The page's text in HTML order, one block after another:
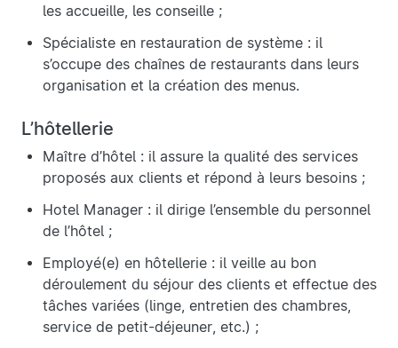
les accueille, les conseille ;
Spécialiste en restauration de système : il
s’occupe des chaînes de restaurants dans leurs
organisation et la création des menus.
L’hôtellerie
Maître d’hôtel : il assure la qualité des services
proposés aux clients et répond à leurs besoins ;
Hotel Manager : il dirige l’ensemble du personnel
de l’hôtel ;
Employé(e) en hôtellerie : il veille au bon
déroulement du séjour des clients et effectue des
tâches variées (linge, entretien des chambres,
service de petit-déjeuner, etc.) ;